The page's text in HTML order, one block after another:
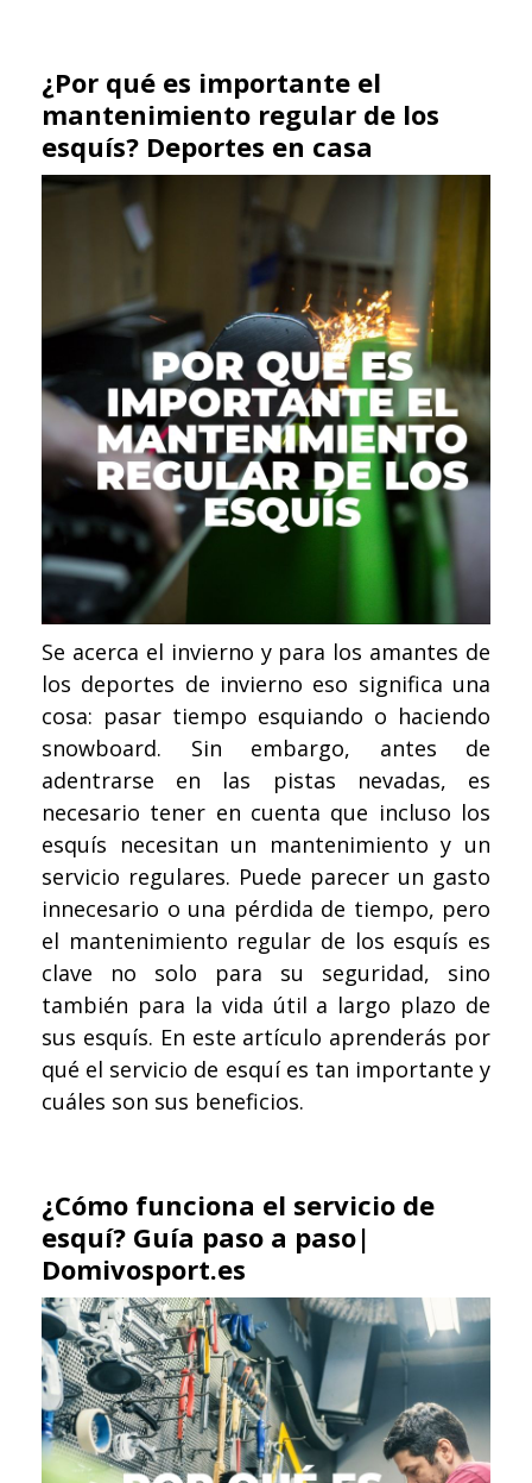
¿Por qué es importante el
mantenimiento regular de los
esquís? Deportes en casa
Se acerca el invierno y para los amantes de
los deportes de invierno eso significa una
cosa: pasar tiempo esquiando o haciendo
snowboard. Sin embargo, antes de
adentrarse en las pistas nevadas, es
necesario tener en cuenta que incluso los
esquís necesitan un mantenimiento y un
servicio regulares. Puede parecer un gasto
innecesario o una pérdida de tiempo, pero
el mantenimiento regular de los esquís es
clave no solo para su seguridad, sino
también para la vida útil a largo plazo de
sus esquís. En este artículo aprenderás por
qué el servicio de esquí es tan importante y
cuáles son sus beneficios.
¿Cómo funciona el servicio de
esquí? Guía paso a paso|
Domivosport.es